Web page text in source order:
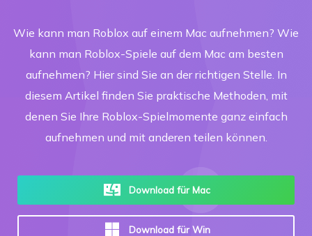
Wie kann man Roblox auf einem Mac aufnehmen? Wie
kann man Roblox-Spiele auf dem Mac am besten
aufnehmen? Hier sind Sie an der richtigen Stelle. In
diesem Artikel finden Sie praktische Methoden, mit
denen Sie Ihre Roblox-Spielmomente ganz einfach
aufnehmen und mit anderen teilen können.
Download für Mac
Download für Win